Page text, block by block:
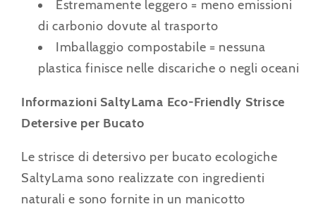
Estremamente leggero = meno emissioni
di carbonio dovute al trasporto
Imballaggio compostabile = nessuna
plastica finisce nelle discariche o negli oceani
Informazioni SaltyLama Eco-Friendly Strisce
Detersive per Bucato
Le strisce di detersivo per bucato ecologiche
SaltyLama sono realizzate con ingredienti
naturali e sono fornite in un manicotto